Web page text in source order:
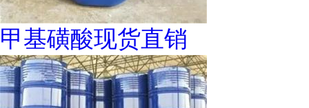
甲基磺酸现货直销